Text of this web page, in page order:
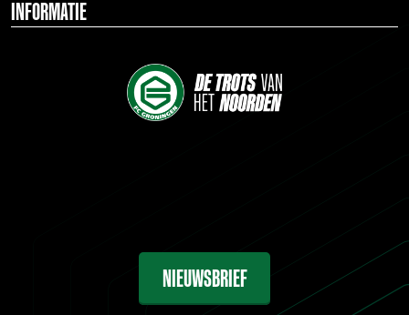
INFORMATIE
NIEUWSBRIEF